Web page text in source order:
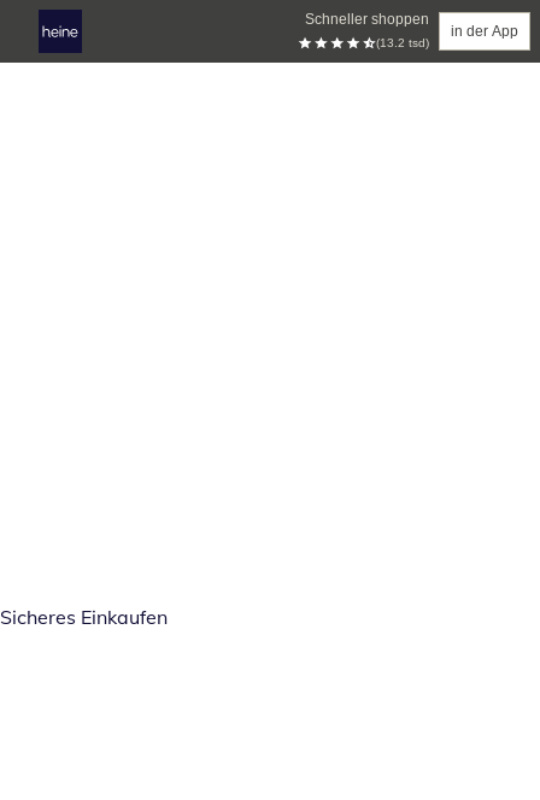
Schneller shoppen
(13.2 tsd)
in der App
Sicheres Einkaufen